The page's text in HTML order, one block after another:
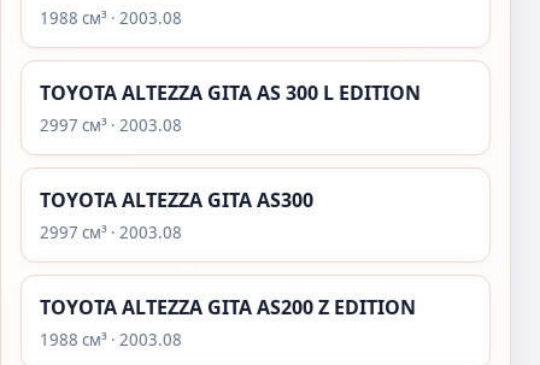
1988 см³ · 2003.08
TOYOTA ALTEZZA GITA AS 300 L EDITION
2997 см³ · 2003.08
TOYOTA ALTEZZA GITA AS300
2997 см³ · 2003.08
TOYOTA ALTEZZA GITA AS200 Z EDITION
1988 см³ · 2003.08